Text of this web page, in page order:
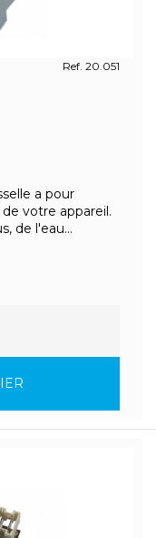
Ref. 20.051
a pour
votre appareil.
de l'eau...